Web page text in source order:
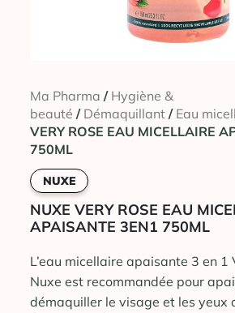
Ma Pharma / Hygiène &
beauté / Démaquillant / Eau
VERY ROSE EAU MICELLAIRE
750ML
NUXE
NUXE VERY ROSE EAU
APAISANTE 3EN1 750ML
L’eau micellaire apaisante 3 en 1
Nuxe est recommandée pour
démaquiller le visage et les yeux